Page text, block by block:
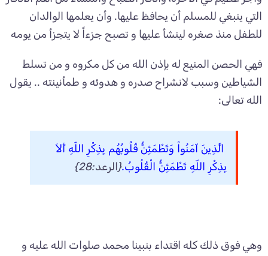
التي ينبغي للمسلم أن يحافظ عليها. وأن يعلمها الوالدان
للطفل منذ صغره لينشأ عليها و تصبح جزءاً لا يتجزأ من يومه
فهي الحصن المنيع له بإذن الله من كل مكروه و من تسلط
الشياطين وسبب لانشراح صدره و هدوئه و طمأنينته .. يقول
الله تعالى:
الَّذِينَ آمَنُواْ وَتَطْمَئِنُّ قُلُوبُهُم بِذِكْرِ اللّهِ أَلاَ
بِذِكْرِ اللّهِ تَطْمَئِنُّ الْقُلُوبُ.{الرعد:28}
وهي فوق ذلك كله اقتداء بنبينا محمد صلوات الله عليه و